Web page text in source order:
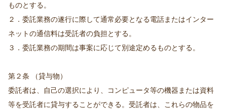
ものとする。
２．委託業務の遂行に際して通常必要となる電話またはインター
ネットの通信料は受託者の負担とする。
３．委託業務の期間は事案に応じて別途定めるものとする。
第２条 （貸与物）
委託者は、自己の選択により、コンピュータ等の機器または資料
等を受託者に貸与することができる。受託者は、これらの物品を